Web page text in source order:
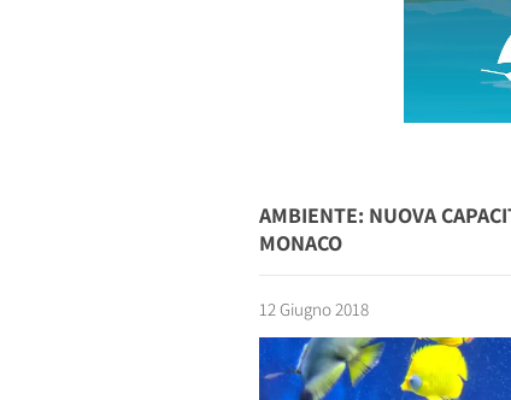
AMBIENTE: NUOVA
MONACO
12 Giugno 2018